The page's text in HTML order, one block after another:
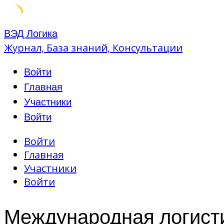
Skip
to
ВЭД Логика
Журнал, База знаний, Консультации
Войти
Главная
Участники
Войти
Войти
Главная
Участники
Войти
Международная